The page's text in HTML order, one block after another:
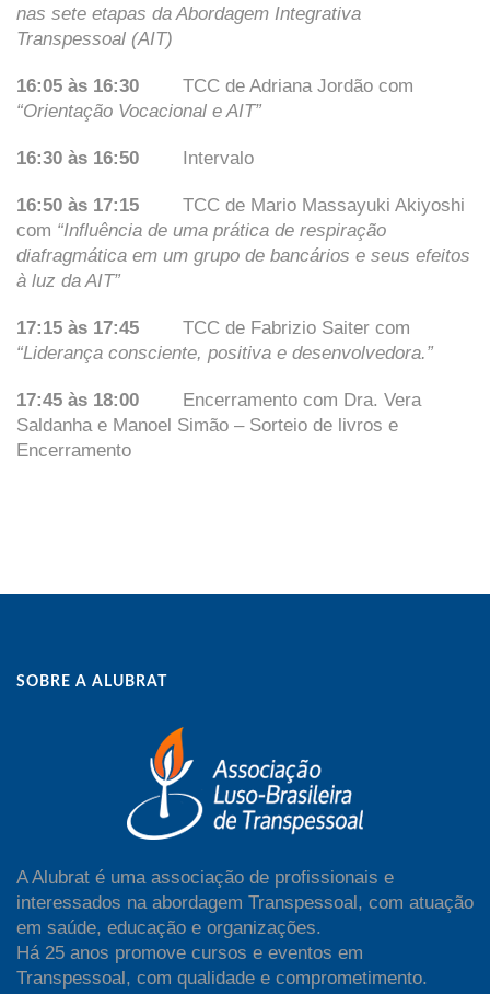
nas sete etapas da Abordagem Integrativa
Transpessoal (AIT)
16:05 às 16:30 TCC de Adriana Jordão com
“Orientação Vocacional e AIT”
16:30 às 16:50 Intervalo
16:50 às 17:15 TCC de Mario Massayuki Akiyoshi
com “Influência de uma prática de respiração
diafragmática em um grupo de bancários e seus efeitos
à luz da AIT”
17:15 às 17:45 TCC de Fabrizio Saiter com
“Liderança consciente, positiva e desenvolvedora.”
17:45 às 18:00 Encerramento com Dra. Vera
Saldanha e Manoel Simão – Sorteio de livros e
Encerramento
SOBRE A ALUBRAT
A Alubrat é uma associação de profissionais e
interessados na abordagem Transpessoal, com atuação
em saúde, educação e organizações.
Há 25 anos promove cursos e eventos em
Transpessoal, com qualidade e comprometimento.